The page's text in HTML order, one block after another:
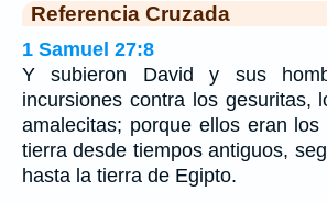
Referencia Cruzada
1 Samuel 27:8
Y subieron David y sus
incursiones contra los gesuritas,
amalecitas; porque ellos eran
tierra desde tiempos antiguos,
hasta la tierra de Egipto.